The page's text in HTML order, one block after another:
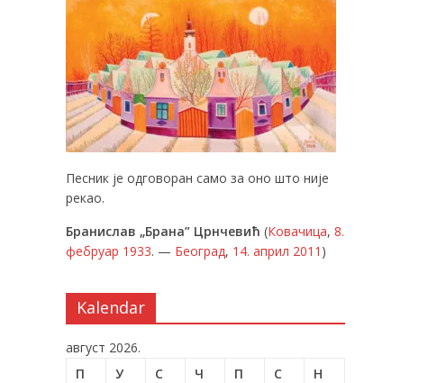
Песник је одговоран само за оно што није
рекао.
Бранислав „Брана” Црнчевић (Ковачица, 8.
фебруар 1933. — Београд, 14. април 2011 )
Kalendar
август 2026.
П
У С Ч П С
Н